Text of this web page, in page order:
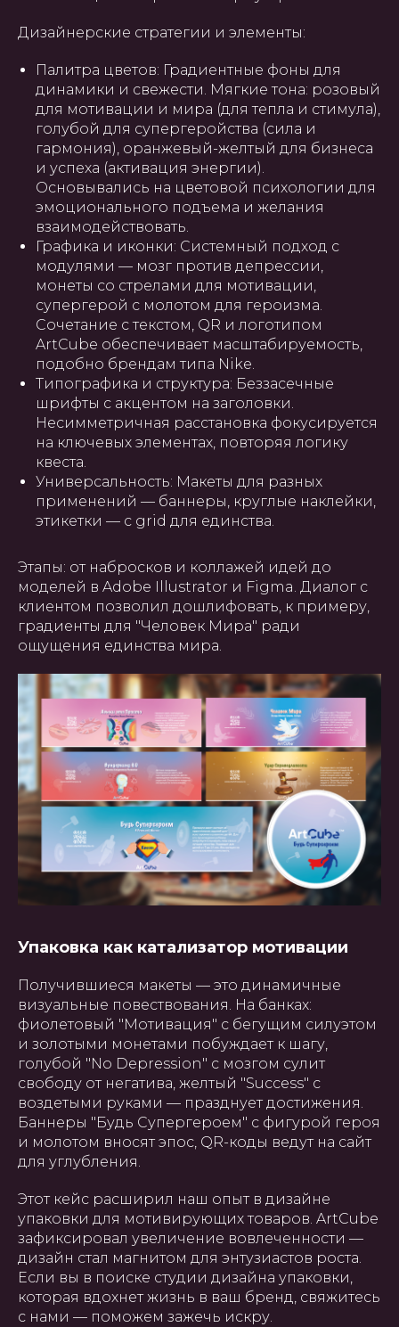
Дизайнерские стратегии и элементы:
Палитра цветов: Градиентные фоны для
динамики и свежести. Мягкие тона: розовый
для мотивации и мира (для тепла и стимула),
голубой для супергеройства (сила и
гармония), оранжевый-желтый для бизнеса
и успеха (активация энергии).
Основывались на цветовой психологии для
эмоционального подъема и желания
взаимодействовать.
Графика и иконки: Системный подход с
модулями — мозг против депрессии,
монеты со стрелами для мотивации,
супергерой с молотом для героизма.
Сочетание с текстом, QR и логотипом
ArtCube обеспечивает масштабируемость,
подобно брендам типа Nike.
Типографика и структура: Беззасечные
шрифты с акцентом на заголовки.
Несимметричная расстановка фокусируется
на ключевых элементах, повторяя логику
квеста.
Универсальность: Макеты для разных
применений — баннеры, круглые наклейки,
этикетки — с grid для единства.
Этапы: от набросков и коллажей идей до
моделей в Adobe Illustrator и Figma. Диалог с
клиентом позволил дошлифовать, к примеру,
градиенты для "Человек Мира" ради
ощущения единства мира.
Упаковка как катализатор мотивации
Получившиеся макеты — это динамичные
визуальные повествования. На банках:
фиолетовый "Мотивация" с бегущим силуэтом
и золотыми монетами побуждает к шагу,
голубой "No Depression" с мозгом сулит
свободу от негатива, желтый "Success" с
воздетыми руками — празднует достижения.
Баннеры "Будь Супергероем" с фигурой героя
и молотом вносят эпос, QR-коды ведут на сайт
для углубления.
Этот кейс расширил наш опыт в дизайне
упаковки для мотивирующих товаров. ArtCube
зафиксировал увеличение вовлеченности —
дизайн стал магнитом для энтузиастов роста.
Если вы в поиске студии дизайна упаковки,
которая вдохнет жизнь в ваш бренд, свяжитесь
с нами — поможем зажечь искру.
Создание, поддержка и
продвижение сайтов в Узбекистане
ГЛАВНАЯ
ПОЛИГРАФИЯ
БАННЕРЫ INSTAGRAM ПРЕЗЕНТАЦИИ САЙТЫ
СОГЛАШЕНИЕ